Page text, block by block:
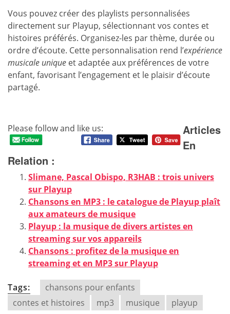
Vous pouvez créer des playlists personnalisées
directement sur Playup, sélectionnant vos contes et
histoires préférés. Organisez-les par thème, durée ou
ordre d’écoute. Cette personnalisation rend l’expérience
musicale unique et adaptée aux préférences de votre
enfant, favorisant l’engagement et le plaisir d’écoute
partagé.
Please follow and like us:
Articles
En
Relation :
Slimane, Pascal Obispo, R3HAB : trois univers
sur Playup
Chansons en MP3 : le catalogue de Playup plaît
aux amateurs de musique
Playup : la musique de divers artistes en
streaming sur vos appareils
Chansons : profitez de la musique en
streaming et en MP3 sur Playup
Tags:
chansons pour enfants
contes et histoires
mp3 musique playup